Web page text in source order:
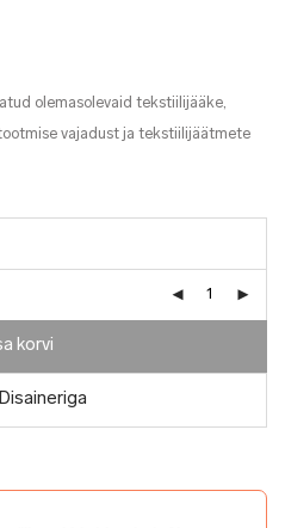
olemasolevaid tekstiilijääke,
vajadust ja tekstiilijäätmete
korvi